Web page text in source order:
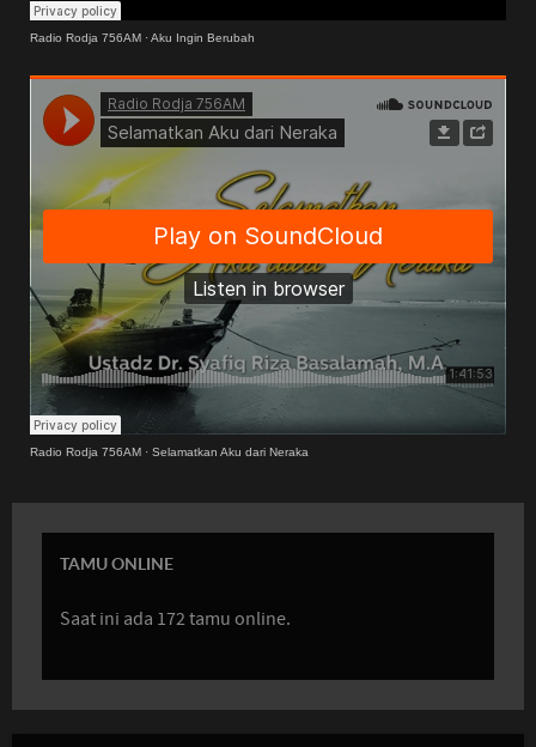
Radio Rodja 756AM ·Aku Ingin Berubah
Radio Rodja 756AM · Selamatkan Aku dari Neraka
TAMU ONLINE
Saat ini ada 172 tamu online.